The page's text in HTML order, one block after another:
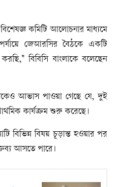
কমিটি আলোচনার মাধ্যমে
জেআরসির বৈঠকে একটি
বিবিসি বাংলাকে বলেছেন
আভাস পাওয়া গেছে যে, দুই
কার্যক্রম শুরু করেছে।
বিভিন্ন বিষয় চূড়ান্ত হওয়ার পর
আসতে পারে।